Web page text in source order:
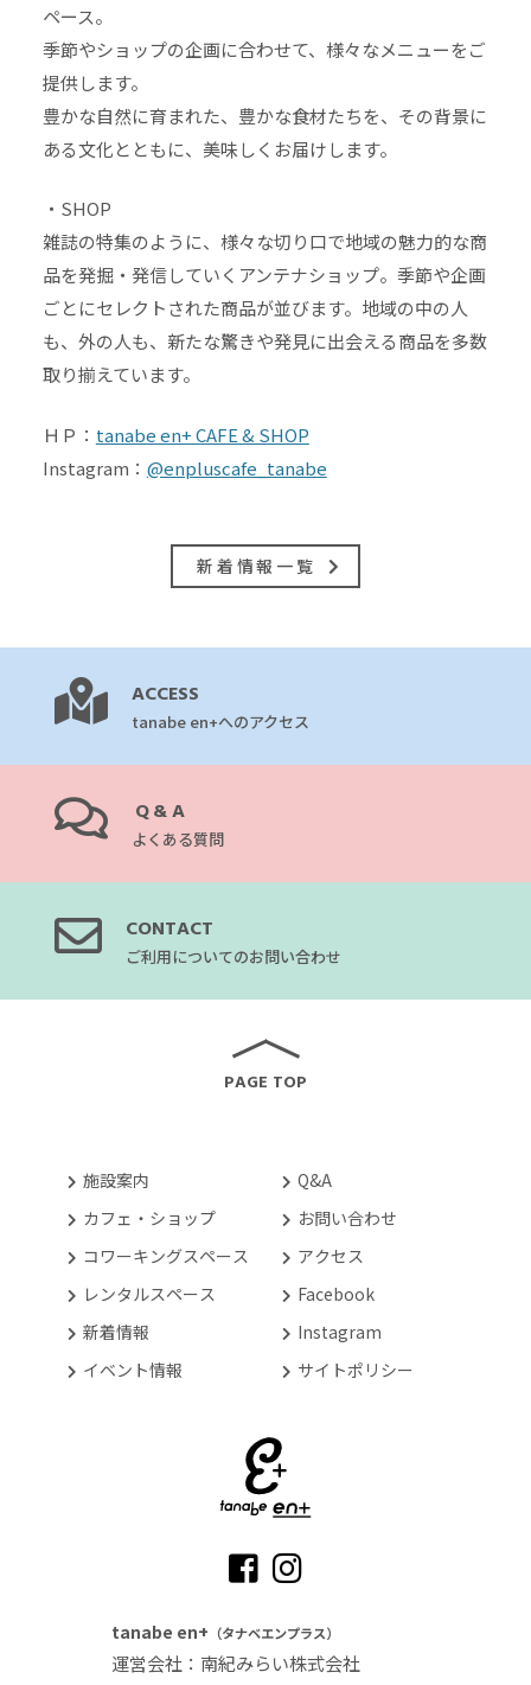
ペース。
季節やショップの企画に合わせて、様々なメニューをご
提供します。
豊かな自然に育まれた、豊かな食材たちを、その背景に
ある文化とともに、美味しくお届けします。
・SHOP
雑誌の特集のように、様々な切り口で地域の魅力的な商
品を発掘・発信していくアンテナショップ。季節や企画
ごとにセレクトされた商品が並びます。地域の中の人
も、外の人も、新たな驚きや発見に出会える商品を多数
取り揃えています。
ＨＰ： tanabe en+ CAFE & SHOP
Instagram： @enpluscafe_tanabe
新着情報一覧
PAGE TOP
ACCESS
tanabe en+へのアクセス
Q&A
よくある質問
CONTACT
ご利用についてのお問い合わせ
tanabe en+ （タナベエンプラス）
運営会社：南紀みらい株式会社
施設案内
カフェ・ショップ
コワーキングスペース
レンタルスペース
新着情報
イベント情報
Q&A
お問い合わせ
アクセス
Facebook
Instagram
サイトポリシー